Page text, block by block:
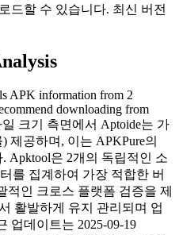
드할 수 있습니다. 최신 버전
APK information from 2
downloading from
일 크기 측면에서 Aptoide는 가
제공하며, 이는 APKPure의
Apktool은 2개의 독립적인 소
를 집계하여 가장 적합한 버
적인 크로스 플랫폼 검증을 제
활발하게 유지 관리되며 업
업데이트는 2025-09-19